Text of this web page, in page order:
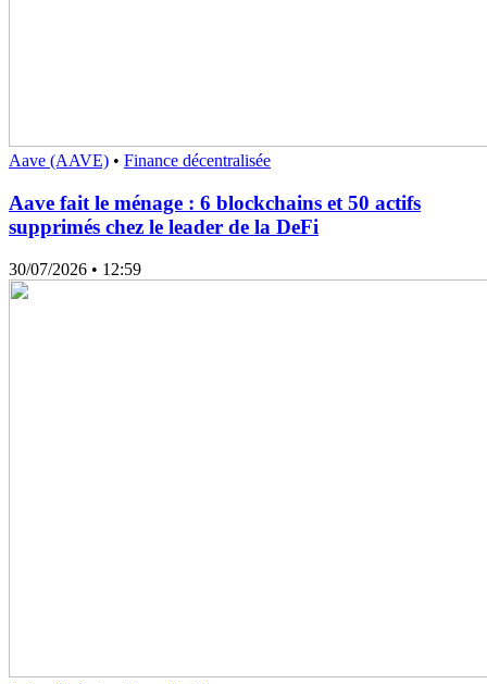
Aave (AAVE) • Finance décentralisée
Aave fait le ménage : 6 blockchains et 50 actifs
supprimés chez le leader de la DeFi
30/07/2026 • 12:59